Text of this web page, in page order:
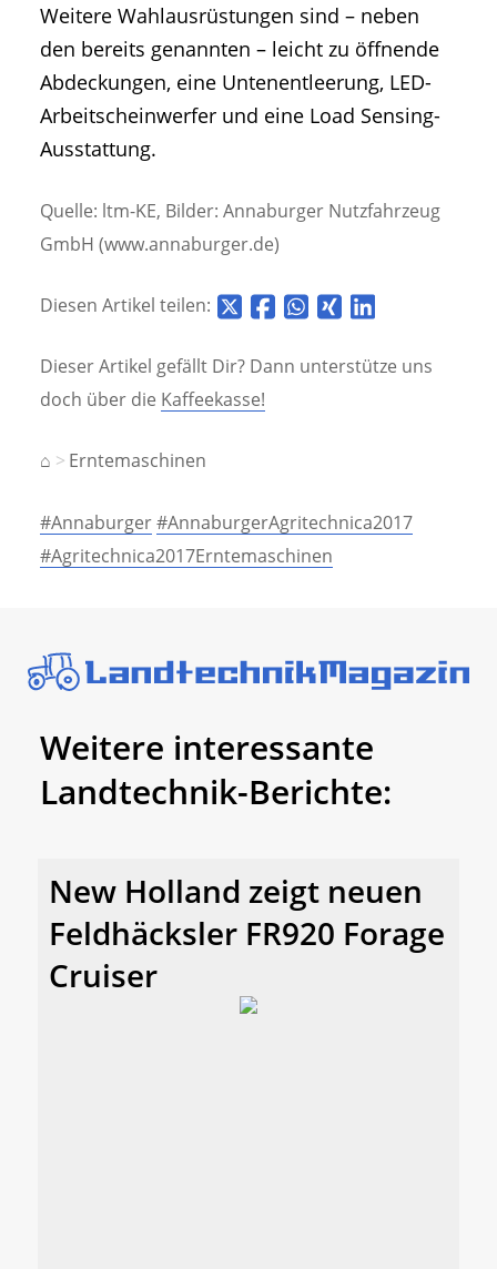
Weitere Wahlausrüstungen sind – neben
den bereits genannten – leicht zu öffnende
Abdeckungen, eine Untenentleerung, LED-
Arbeitscheinwerfer und eine Load Sensing-
Ausstattung.
Quelle: ltm-KE, Bilder: Annaburger Nutzfahrzeug
GmbH (www.annaburger.de)
Diesen Artikel teilen:
Dieser Artikel gefällt Dir? Dann unterstütze uns
doch über die Kaffeekasse!
⌂ Erntemaschinen
#Annaburger#AnnaburgerAgritechnica2017
#Agritechnica2017Erntemaschinen
Weitere interessante
Landtechnik-Berichte:
New Holland zeigt neuen
Feldhäcksler FR920 Forage
Cruiser